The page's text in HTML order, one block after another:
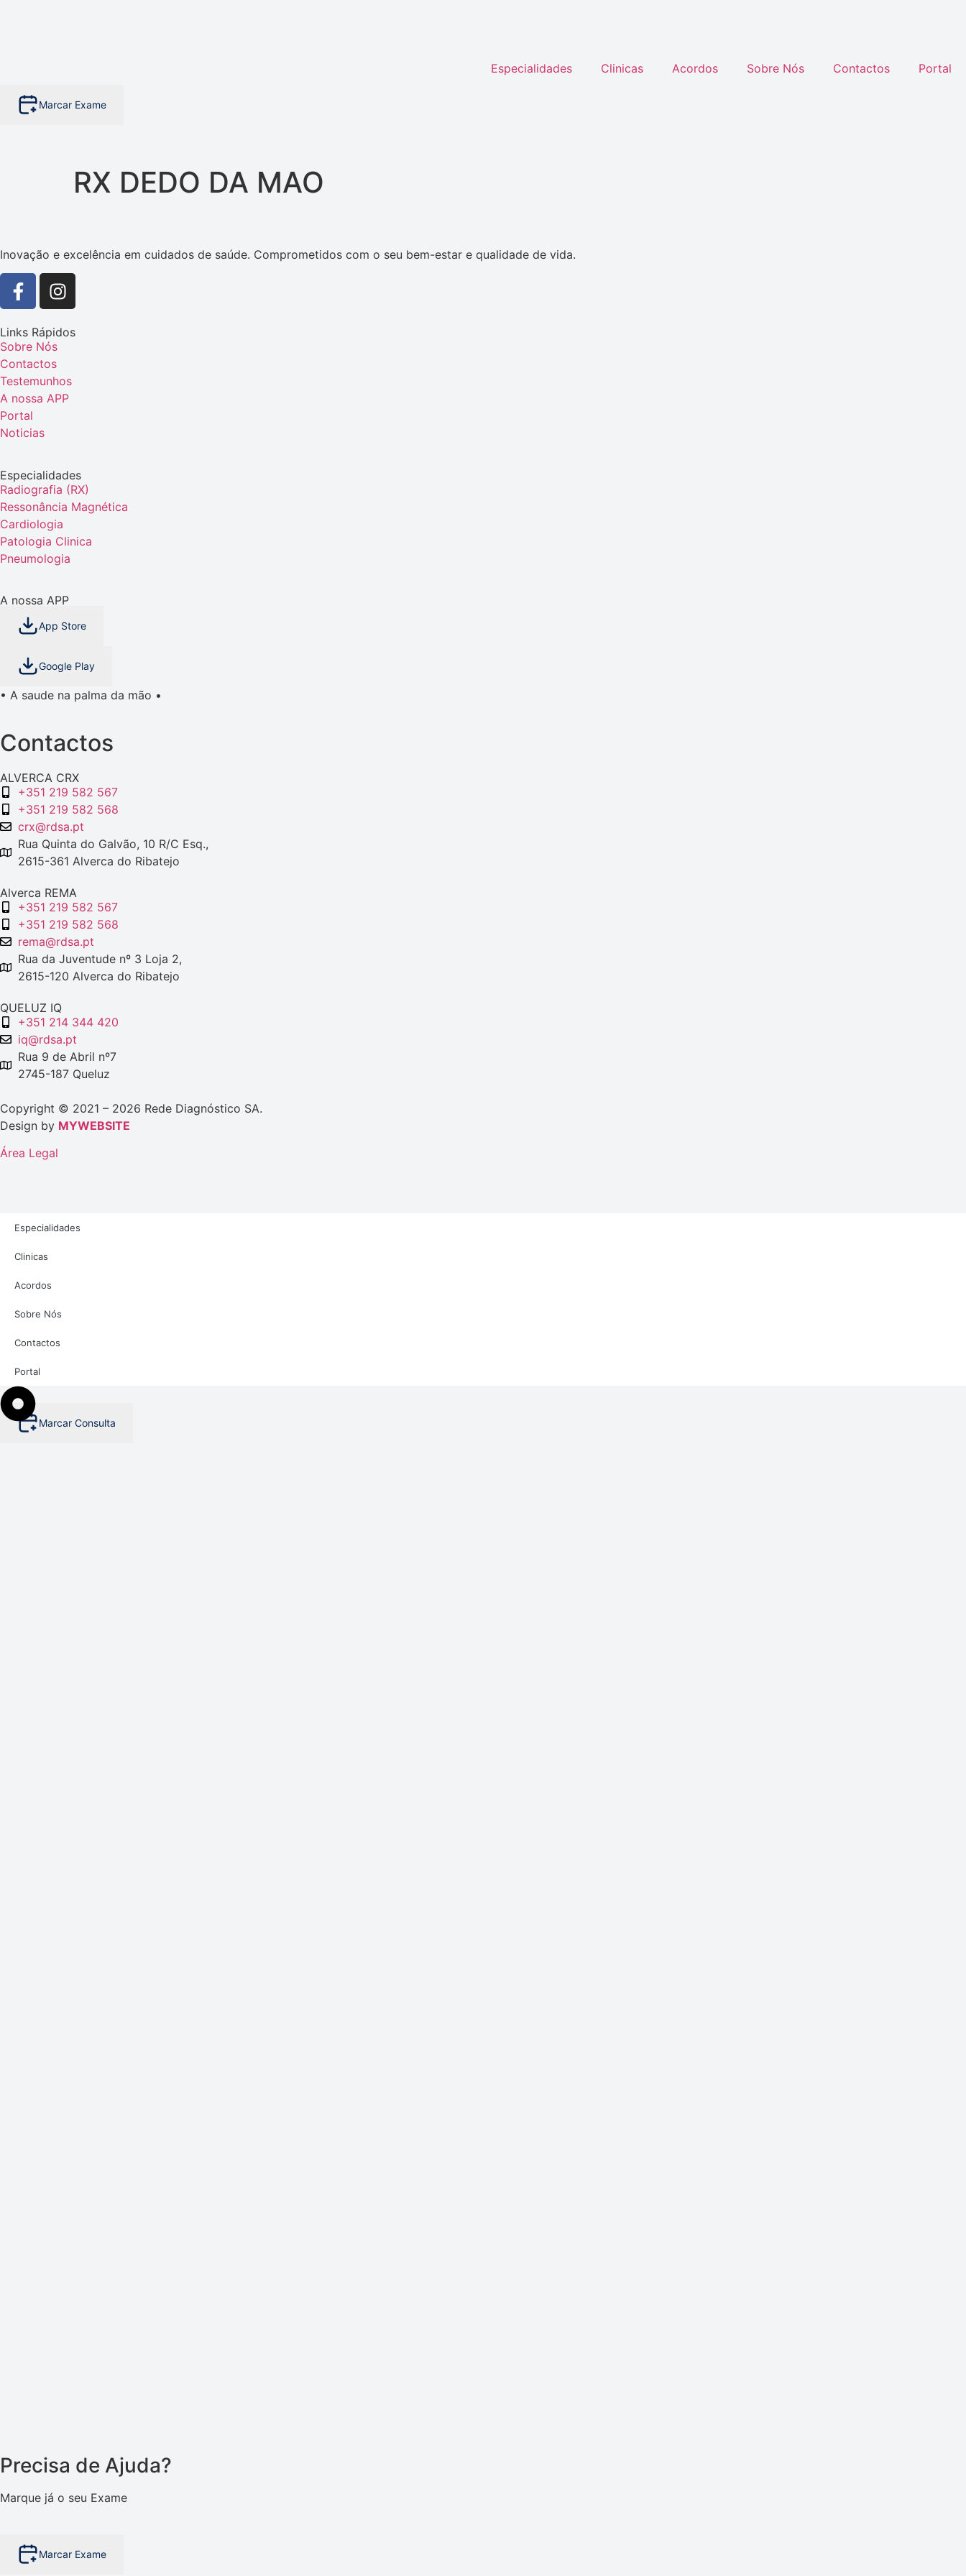
Especialidades Clinicas Acordos Sobre Nós Contactos Portal
Marcar Exame
RX DEDO DA MAO
Inovação e excelência em cuidados de saúde. Comprometidos com o seu bem-estar e qualidade de vida.
Links Rápidos
Sobre Nós
Contactos
Testemunhos
A nossa APP
Portal
Noticias
Especialidades
Radiografia (RX)
Ressonância Magnética
Cardiologia
Patologia Clinica
Pneumologia
A nossa APP
App Store
Google Play
• A saude na palma da mão •
Contactos
ALVERCA CRX
+351 219 582 567
+351 219 582 568
crx@rdsa.pt
Rua Quinta do Galvão, 10 R/C Esq.,
2615-361 Alverca do Ribatejo
Alverca REMA
+351 219 582 567
+351 219 582 568
rema@rdsa.pt
Rua da Juventude nº 3 Loja 2,
2615-120 Alverca do Ribatejo
QUELUZ IQ
+351 214 344 420
iq@rdsa.pt
Rua 9 de Abril nº7
2745-187 Queluz
Copyright © 2021 – 2026 Rede Diagnóstico SA.
Design by MYWEBSITE
Área Legal
Especialidades
Clinicas
Acordos
Sobre Nós
Contactos
Portal
Marcar Consulta
Precisa de Ajuda?
Marque já o seu Exame
Marcar Exame